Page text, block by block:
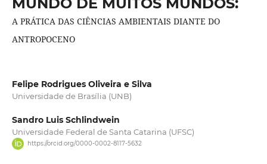
A PRÁTICA DAS CIÊNCIAS AMBIENTAIS DIANTE DO
ANTROPOCENO
Felipe Rodrigues Oliveira e Silva
Universidade de Brasília (UNB)
Sandro Luis Schlindwein
Universidade Federal de Santa Catarina (UFSC)
https://orcid.org/0000-0002-8117-5632